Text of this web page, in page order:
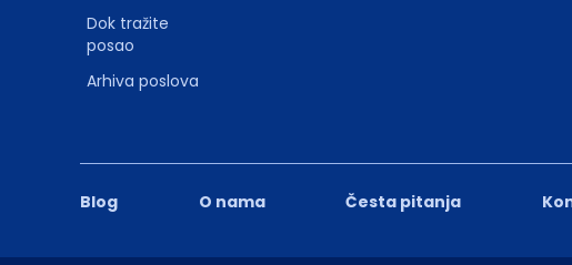
Blog O nama Česta pitanja
Dok tražite
posao
Arhiva poslova